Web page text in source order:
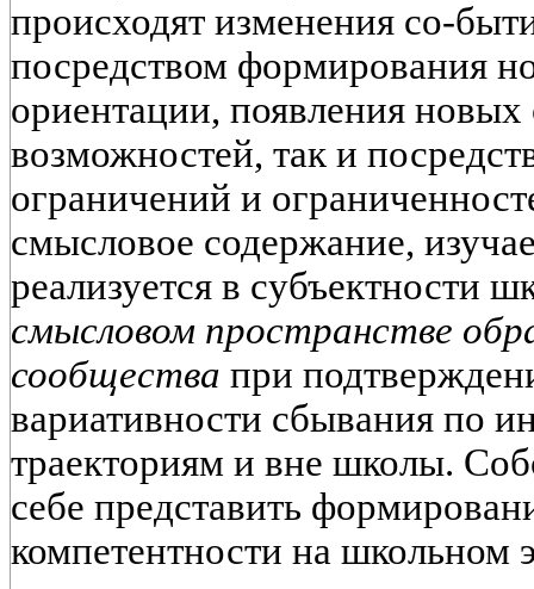
происходят изменения со-
посредством формирования
ориентации, появления новых
возможностей, так и
ограничений и
смысловое содержание,
реализуется в субъектности
смысловом пространстве
сообщества при
вариативности сбывания по
траекториям и вне школы.
себе представить
компетентности на школьном